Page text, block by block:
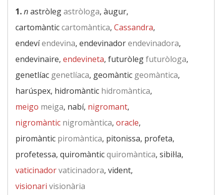
1.nastròlegastròloga, àugur,
cartomànticcartomàntica, Cassandra,
endevíendevina, endevinadorendevinadora,
endevinaire, endevineta, futuròlegfuturòloga,
genetlíac genetlíaca, geomàntic geomàntica,
harúspex, hidromàntic hidromàntica,
meigo meiga, nabí, nigromant,
nigromàntic nigromàntica, oracle,
piromàntic piromàntica, pitonissa, profeta,
profetessa, quiromànticquiromàntica, sibil·la,
vaticinadorvaticinadora, vident,
visionari visionària